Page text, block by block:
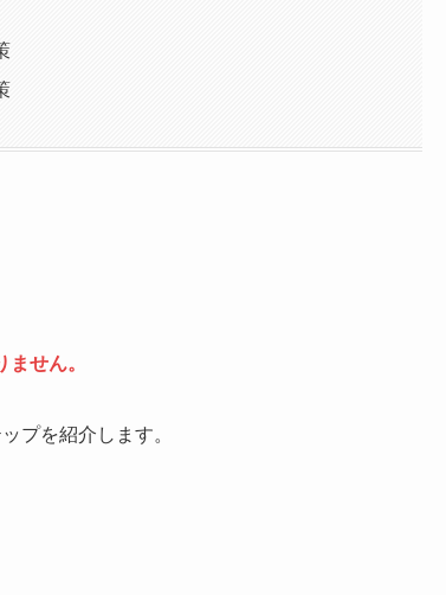
せん。
プを紹介します。